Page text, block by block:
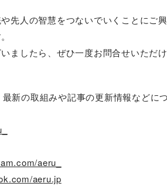
先人の智慧をつないでいくことにご
ましたら、ぜひ一度お問合せいただけ
新の取組みや記事の更新情報などに
aeru_
aeru.jp